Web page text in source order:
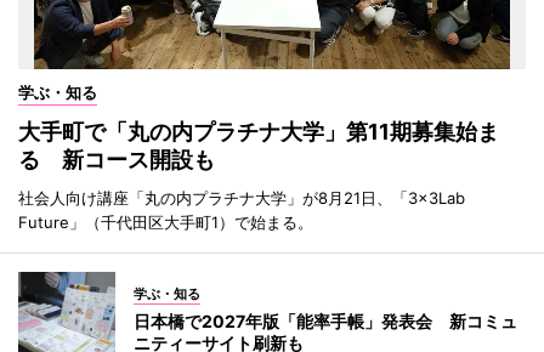
学ぶ・知る
大手町で「丸の内プラチナ大学」第11期募集始ま
る 新コース開設も
社会人向け講座「丸の内プラチナ大学」が8月21日、「3×3Lab
Future」（千代田区大手町1）で始まる。
学ぶ・知る
日本橋で2027年版「能率手帳」発表会 新コミュ
ニティーサイト刷新も